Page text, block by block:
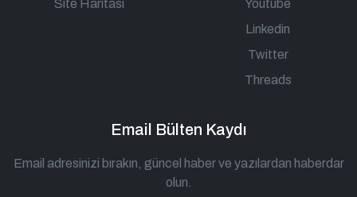
Site Haritası
Youtube
Linkedin
Twitter
Threads
Email Bülten Kaydı
Email adresinizi bırakın, güncel haber ve yazılardan haberdar
olun.